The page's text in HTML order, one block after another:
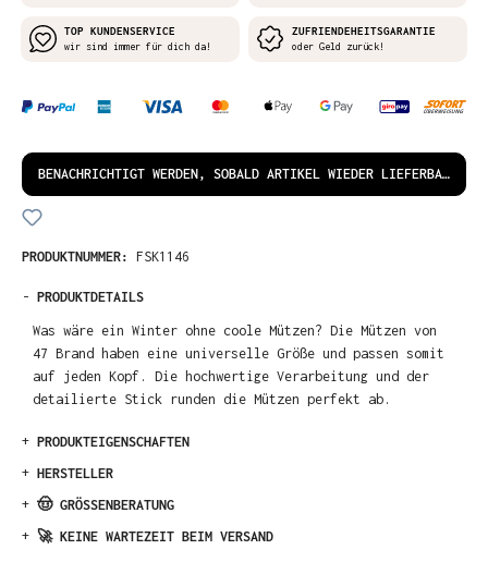
TOP KUNDENSERVICE
wir sind immer für dich da!
ZUFRIENDEHEITSGARANTIE
oder Geld zurück!
BENACHRICHTIGT WERDEN, SOBALD ARTIKEL WIEDER LIEFERBAR IST!
PRODUKTNUMMER: FSK1146
- PRODUKTDETAILS
Was wäre ein Winter ohne coole Mützen? Die Mützen von
47 Brand haben eine universelle Größe und passen somit
auf jeden Kopf. Die hochwertige Verarbeitung und der
detailierte Stick runden die Mützen perfekt ab.
+ PRODUKTEIGENSCHAFTEN
+ HERSTELLER
+ 🤠 GRÖSSENBERATUNG
+ 🚀 KEINE WARTEZEIT BEIM VERSAND